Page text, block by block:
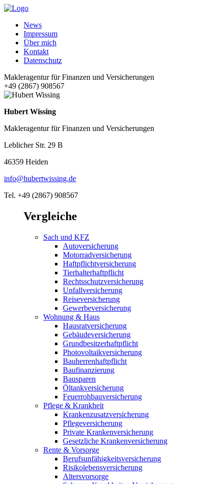
News
Impressum
Über mich
Kontakt
Datenschutz
Makleragentur für Finanzen und Versicherungen
+49 (2867) 908567
Hubert Wissing
Makleragentur für Finanzen und Versicherungen
Leblicher Str. 29 B
46359 Heiden
info@hubertwissing.de
Tel. +49 (2867) 908567
Vergleiche
Sach und KFZ
Autoversicherung
Motorradversicherung
Haftpflichtversicherung
Tierhalterhaftpflicht
Rechtsschutzversicherung
Unfallversicherung
Reiseversicherung
Gewerbeversicherung
Wohnung & Haus
Hausratversicherung
Gebäudeversicherung
Grundbesitzerhaftpflicht
Photovoltaikversicherung
Bauherrenhaftpflicht
Baufinanzierung
Bausparen
Öltankversicherung
Feuerrohbauversicherung
Pflege & Krankheit
Krankenzusatzversicherung
Pflegeversicherung
Private Krankenversicherung
Gesetzliche Krankenversicherung
Rente & Vorsorge
Berufs­unfähigkeitsversicherung
Risikolebensversicherung
Altersvorsorge